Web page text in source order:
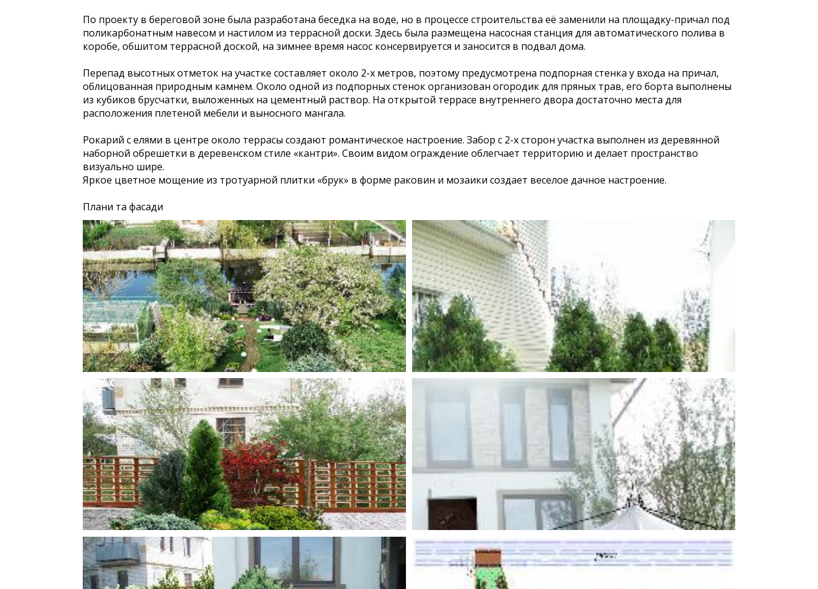
По проекту в береговой зоне была разработана беседка на воде, но в процессе строительства её заменили на площадку-причал под
поликарбонатным навесом и настилом из террасной доски. Здесь была размещена насосная станция для автоматического полива в
коробе, обшитом террасной доской, на зимнее время насос консервируется и заносится в подвал дома.
Перепад высотных отметок на участке составляет около 2-х метров, поэтому предусмотрена подпорная стенка у входа на причал,
облицованная природным камнем. Около одной из подпорных стенок организован огородик для пряных трав, его борта выполнены
из кубиков брусчатки, выложенных на цементный раствор. На открытой террасе внутреннего двора достаточно места для
расположения плетеной мебели и выносного мангала.
Рокарий с елями в центре около террасы создают романтическое настроение. Забор с 2-х сторон участка выполнен из деревянной
наборной обрешетки в деревенском стиле «кантри». Своим видом ограждение облегчает территорию и делает пространство
визуально шире.
Яркое цветное мощение из тротуарной плитки «брук» в форме раковин и мозаики создает веселое дачное настроение.
Плани та фасади